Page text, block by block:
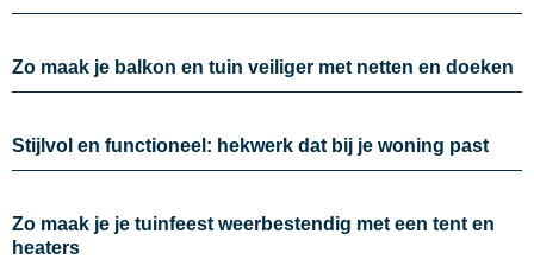
Zo maak je balkon en tuin veiliger met netten en doeken
Stijlvol en functioneel: hekwerk dat bij je woning past
Zo maak je je tuinfeest weerbestendig met een tent en
heaters